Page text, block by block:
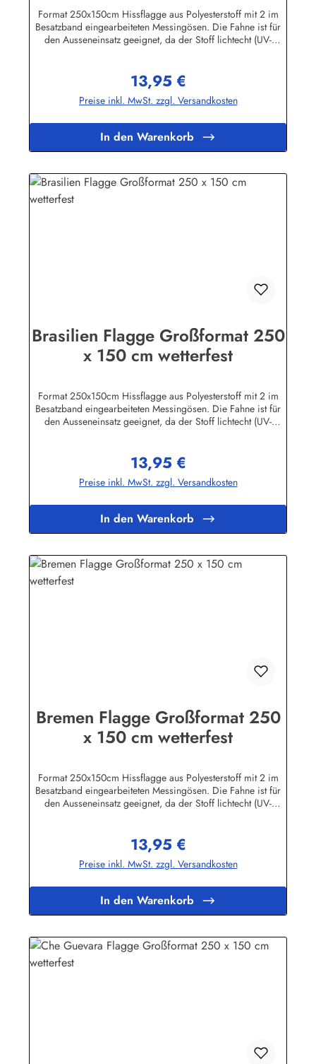
Format 250x150cm Hissflagge aus Polyesterstoff mit 2 im
Besatzband eingearbeiteten Messingösen. Die Fahne ist für
den Ausseneinsatz geeignet, da der Stoff lichtecht (UV-
Wir führen eine große Auswahl an Länder- und
Sonderflaggen, XXL-Flaggen, Bootsflaggen und
Tischflaggen.Herstellerinformationen:Fahnen-Shop - Axel
Regulärer Preis:
13,95 €
Preise inkl. MwSt. zzgl. Versandkosten
In den Warenkorb
Brasilien Flagge Großformat 250
x 150 cm wetterfest
Format 250x150cm Hissflagge aus Polyesterstoff mit 2 im
Besatzband eingearbeiteten Messingösen. Die Fahne ist für
den Ausseneinsatz geeignet, da der Stoff lichtecht (UV-
Wir führen eine große Auswahl an Länder- und
Sonderflaggen, XXL-Flaggen, Bootsflaggen und
Tischflaggen.Herstellerinformationen:Fahnen-Shop - Axel
Regulärer Preis:
13,95 €
Preise inkl. MwSt. zzgl. Versandkosten
In den Warenkorb
Bremen Flagge Großformat 250
x 150 cm wetterfest
Format 250x150cm Hissflagge aus Polyesterstoff mit 2 im
Besatzband eingearbeiteten Messingösen. Die Fahne ist für
den Ausseneinsatz geeignet, da der Stoff lichtecht (UV-
Wir führen eine große Auswahl an Länder- und
Sonderflaggen, XXL-Flaggen, Bootsflaggen und
Tischflaggen.Herstellerinformationen:Fahnen-Shop - Axel
Regulärer Preis:
13,95 €
Preise inkl. MwSt. zzgl. Versandkosten
In den Warenkorb